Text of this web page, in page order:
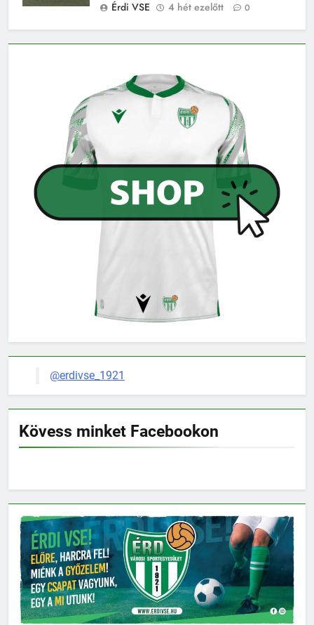
Érdi VSE 4 hét ezelőtt 0
@erdivse_1921
Kövess minket Facebookon